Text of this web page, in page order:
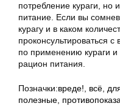
потребление кураги, но
питание. Если вы
курагу и в каком
проконсультироваться
по применению кураги
рацион питания.
Позначки:вреде! всё
полезные